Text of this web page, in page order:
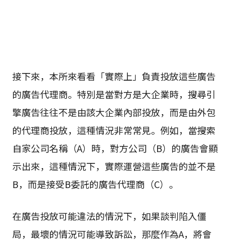
接下來，本所來看看「實際上」負責投放這些廣告
的廣告代理商。特別是當對方是大企業時，搜尋引
擎廣告往往不是由該大企業內部投放，而是由外包
的代理商投放，這種情況非常常見。例如，當搜索
自家公司名稱（A）時，對方公司（B）的廣告會顯
示出來，這種情況下，實際運營這些廣告的並不是
B，而是接受B委託的廣告代理商（C）。
在廣告投放可能違法的情況下，如果談判陷入僵
局，最壞的情況可能導致訴訟，那麼作為A，將會